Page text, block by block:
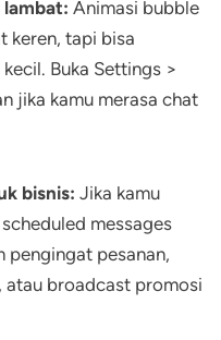
lambat: Animasi bubble
keren, tapi bisa
Buka Settings >
jika kamu merasa chat
bisnis: Jika kamu
messages
pengingat pesanan,
atau broadcast promosi